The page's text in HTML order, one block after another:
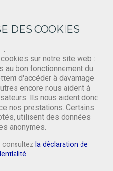
‹ Retourner
DES COOKIES
.
sur notre site web :
au bon fonctionnement du
d'accéder à davantage
encore nous aident à
Ils nous aident donc
nos prestations. Certains
utilisent des données
anonymes.
consultez la déclaration de
.